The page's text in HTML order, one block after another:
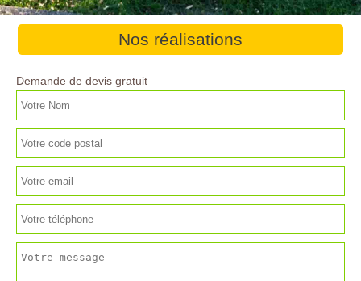
Nos réalisations
Demande de devis gratuit